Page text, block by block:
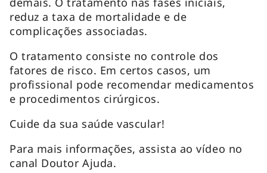
reduz a taxa de mortalidade e de
complicações associadas.
O tratamento consiste no controle dos
fatores de risco. Em certos casos, um
profissional pode recomendar medicamentos
e procedimentos cirúrgicos.
Cuide da sua saúde vascular!
Para mais informações, assista ao vídeo no
canal Doutor Ajuda.